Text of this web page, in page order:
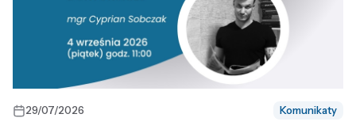
29/07/2026 Komunikaty